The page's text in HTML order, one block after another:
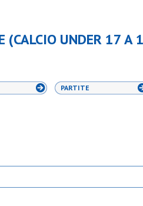
(CALCIO UNDER 17 A
PARTITE